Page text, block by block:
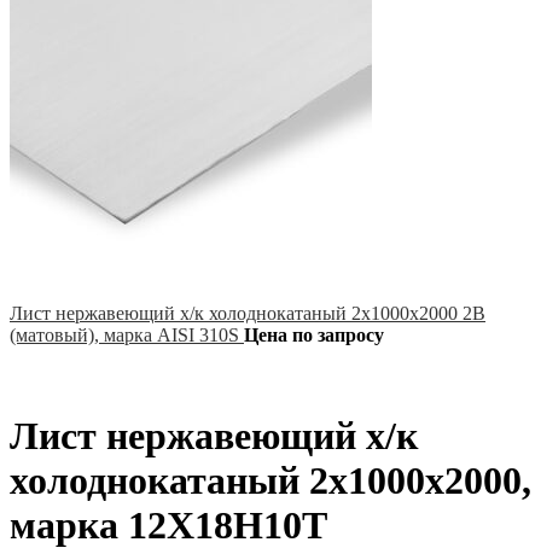
Лист нержавеющий х/к холоднокатаный 2х1000х2000 2B
(матовый), марка AISI 310S Цена по запросу
Лист нержавеющий х/к
холоднокатаный 2х1000х2000,
марка 12Х18Н10Т